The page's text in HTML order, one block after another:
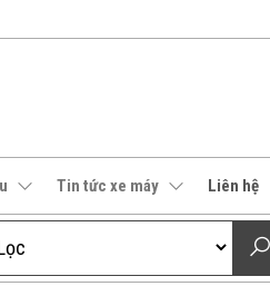
Tin tức xe máy Liên hệ